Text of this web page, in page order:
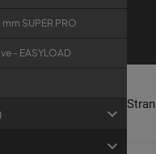
SUPER PRO
- EASYLOAD
d